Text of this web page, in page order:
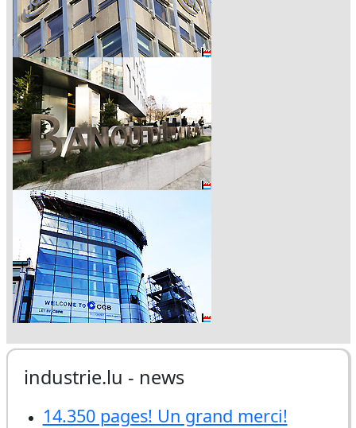
industrie.lu - news
14.350 pages! Un grand merci!